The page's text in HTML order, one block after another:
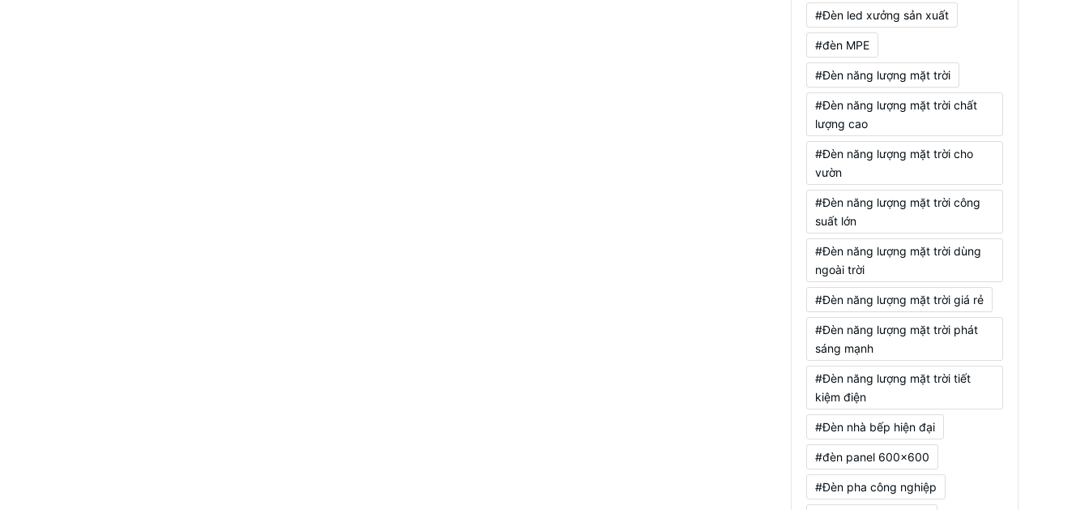
#Đèn led xưởng sản xuất
#đèn MPE
#Đèn năng lượng mặt trời
#Đèn năng lượng mặt trời chất
lượng cao
#Đèn năng lượng mặt trời cho
vườn
#Đèn năng lượng mặt trời công
suất lớn
#Đèn năng lượng mặt trời dùng
ngoài trời
#Đèn năng lượng mặt trời giá rẻ
#Đèn năng lượng mặt trời phát
sáng mạnh
#Đèn năng lượng mặt trời tiết
kiệm điện
#Đèn nhà bếp hiện đại
#đèn panel 600x600
#Đèn pha công nghiệp